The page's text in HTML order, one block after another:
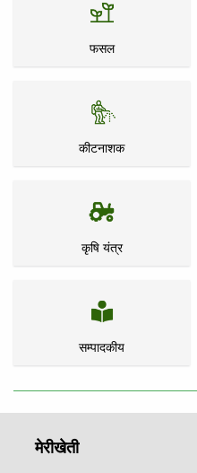
फसल
कीटनाशक
कृषि यंत्र
सम्पादकीय
मेरीखेती